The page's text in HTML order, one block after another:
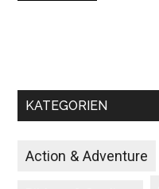
KATEGORIEN
Action & Adventure